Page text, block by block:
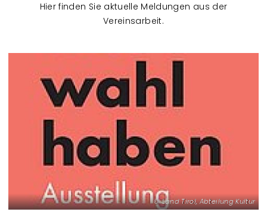
Hier finden Sie aktuelle Meldungen aus der
Vereinsarbeit.
Land Tirol, Abteilung Kultur